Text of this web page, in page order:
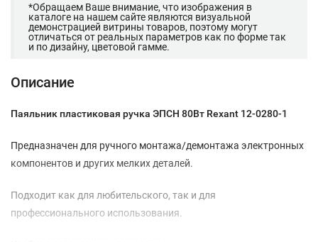
*Обращаем Ваше внимание, что изображения в
каталоге на нашем сайте являются визуальной
демонстрацией витрины товаров, поэтому могут
отличаться от реальных параметров как по форме так
и по дизайну, цветовой гамме.
Описание
Паяльник пластиковая ручка ЭПСН 80Вт Rexant 12-0280-1
Предназначен для ручного монтажа/демонтажа электронных
компонентов и других мелких деталей.
Подходит как для любительского, так и для
профессионального использования.